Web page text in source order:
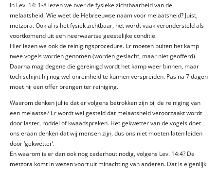
In Lev. 14: 1-8 lezen we over de fysieke zichtbaarheid van de
melaatsheid. Wie weet de Hebreeuwse naam voor melaatsheid? Juist,
metzora. Ook al is het fysiek zichtbaar, het wordt vaak verondersteld als
voortkomend uit een neerwaartse geestelijke conditie.
Hier lezen we ook de reinigingsprocedure. Er moeten buiten het kamp
twee vogels worden genomen (worden geslacht, maar niet geofferd).
Daarna mag degene die gereinigd wordt het kamp weer binnen, maar
toch schijnt hij nog wel onreinheid te kunnen verspreiden. Pas na 7 dagen
moet hij een offer brengen ter reiniging.
Waarom denken jullie dat er volgens betrokken zijn bij de reiniging van
een melaatse? Er wordt wel gesteld dat melaatsheid veroorzaakt wordt
door laster, roddel of kwaadspreken. Het gekwetter van de vogels doet
ons eraan denken dat wij mensen zijn, dus ons niet moeten laten leiden
door ‘gekwetter’.
En waarom is er dan ook nog cederhout nodig, volgens Lev. 14:4? De
metzora komt in wezen voort uit minachting van anderen. Dat is eigenlijk